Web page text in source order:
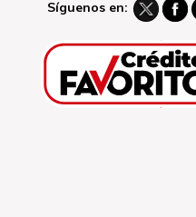
Síguenos en: